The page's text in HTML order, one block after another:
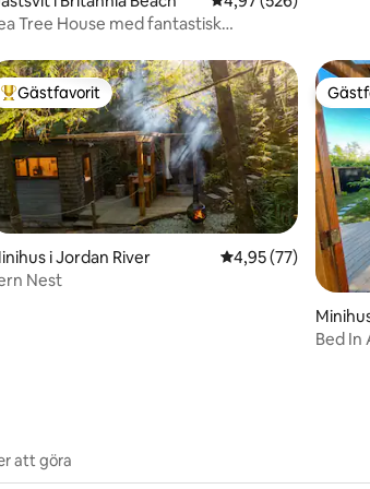
Tree House med fantastisk
betyg, 61 omdömen
Populär gästfavorit
Gästfavorit
i Jordan River 4,95 av 5 i
4,95 (77)
Nest
Bed In
att göra